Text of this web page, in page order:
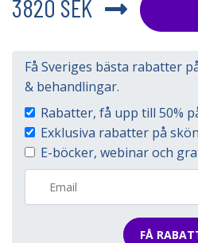
3820 SEK
Få Sveriges bästa rabatter
& behandlingar.
Rabatter, få upp till 50%
Exklusiva rabatter på
E-böcker, webinar och
FÅ